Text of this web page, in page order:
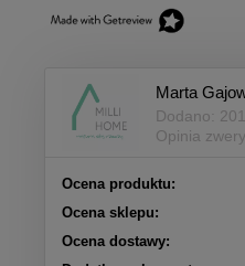
Marta
Dodano:
Opinia
Ocena produktu:
Ocena sklepu:
Ocena dostawy: